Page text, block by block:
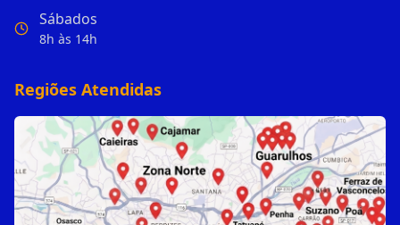
Sábados
8h às 14h
Regiões Atendidas